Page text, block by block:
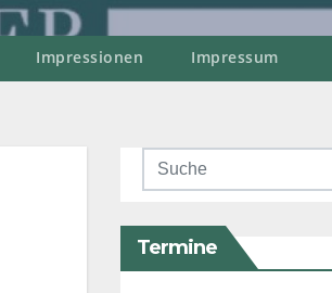
Impressionen Impressum
Termine